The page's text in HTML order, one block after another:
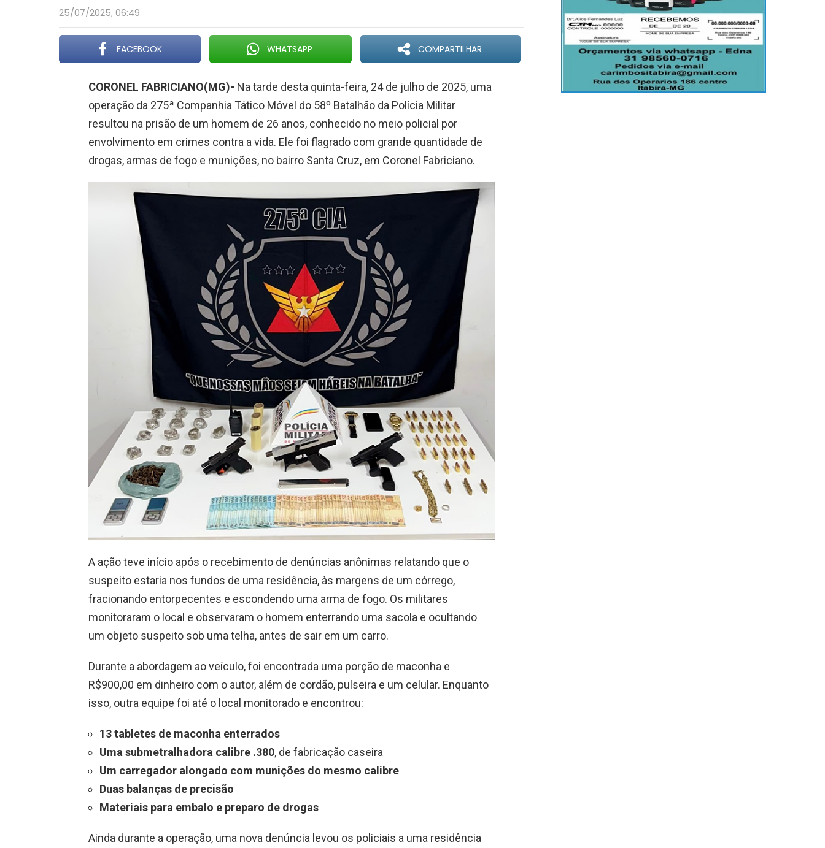
25/07/2025, 06:49
FACEBOOK WHATSAPP COMPARTILHAR
CORONEL FABRICIANO(MG)- Na tarde desta quinta-feira, 24 de julho de 2025, uma
operação da 275ª Companhia Tático Móvel do 58º Batalhão da Polícia Militar
resultou na prisão de um homem de 26 anos, conhecido no meio policial por
envolvimento em crimes contra a vida. Ele foi flagrado com grande quantidade de
drogas, armas de fogo e munições, no bairro Santa Cruz, em Coronel Fabriciano.
A ação teve início após o recebimento de denúncias anônimas relatando que o
suspeito estaria nos fundos de uma residência, às margens de um córrego,
fracionando entorpecentes e escondendo uma arma de fogo. Os militares
monitoraram o local e observaram o homem enterrando uma sacola e ocultando
um objeto suspeito sob uma telha, antes de sair em um carro.
Durante a abordagem ao veículo, foi encontrada uma porção de maconha e
R$900,00 em dinheiro com o autor, além de cordão, pulseira e um celular. Enquanto
isso, outra equipe foi até o local monitorado e encontrou:
13 tabletes de maconha enterrados
Uma submetralhadora calibre .380, de fabricação caseira
Um carregador alongado com munições do mesmo calibre
Duas balanças de precisão
Materiais para embalo e preparo de drogas
Ainda durante a operação, uma nova denúncia levou os policiais a uma residência